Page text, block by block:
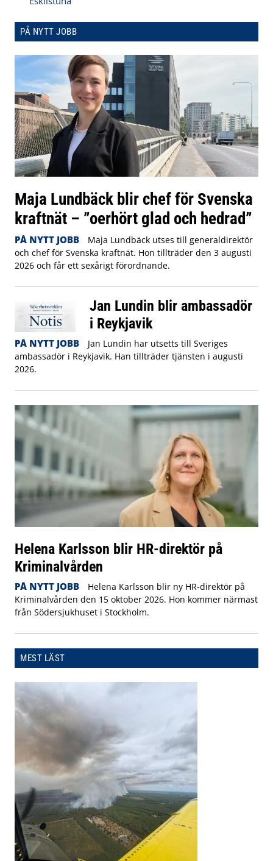
PÅ NYTT JOBB
Maja Lundbäck blir chef för Svenska
kraftnät – ”oerhört glad och hedrad”
PÅ NYTT JOBB
Maja Lundbäck utses till generaldirektör
och chef för Svenska kraftnät. Hon tillträder den 3 augusti
2026 och får ett sexårigt förordnande.
Jan Lundin blir ambassadör
i Reykjavik
PÅ NYTT JOBB
Jan Lundin har utsetts till Sveriges
ambassadör i Reykjavik. Han tillträder tjänsten i augusti
2026.
Helena Karlsson blir HR-direktör på
Kriminalvården
PÅ NYTT JOBB
Helena Karlsson blir ny HR-direktör på
Kriminalvården den 15 oktober 2026. Hon kommer närmast
från Södersjukhuset i Stockholm.
MEST LÄST